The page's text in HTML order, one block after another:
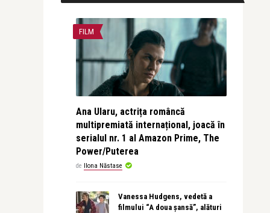
FILM
Ana Ularu, actrița româncă
multipremiată internațional, joacă în
serialul nr. 1 al Amazon Prime, The
Power/Puterea
de Ilona Năstase
Vanessa Hudgens, vedetă a
filmului “A doua șansă”, alături